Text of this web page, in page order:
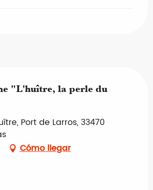
"L'huître, la perle du
Port de Larros, 33470
Cómo llegar